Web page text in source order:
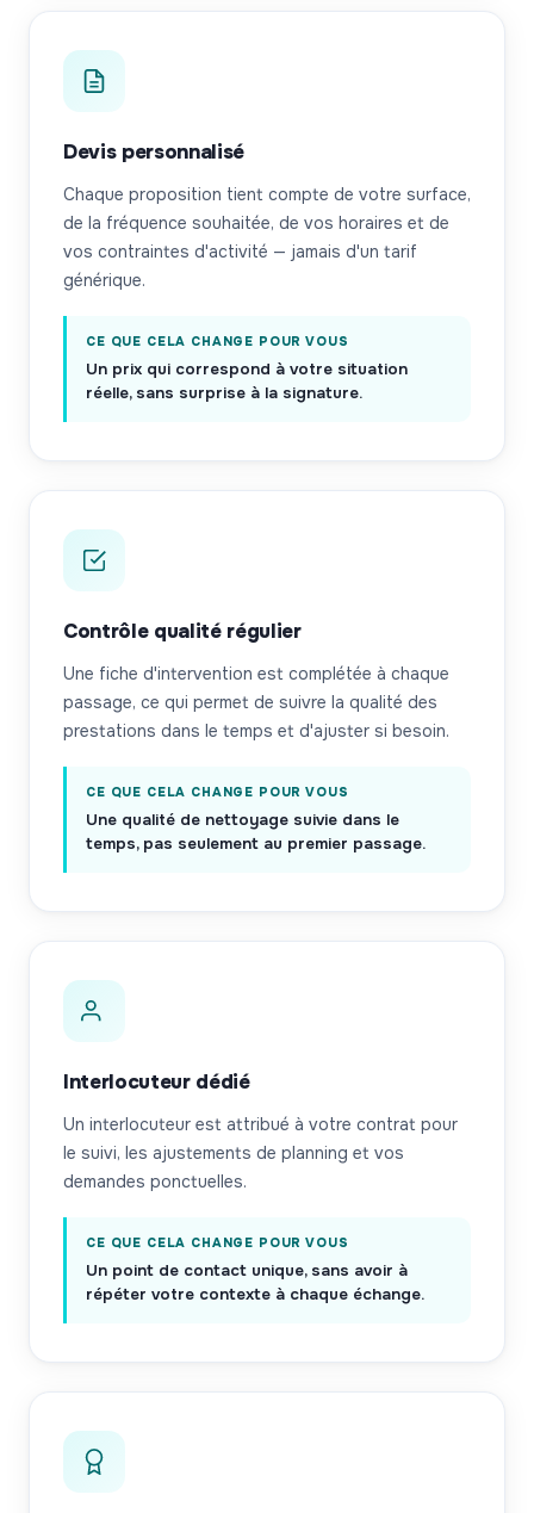
Devis personnalisé
Chaque proposition tient compte de votre surface,
de la fréquence souhaitée, de vos horaires et de
vos contraintes d'activité — jamais d'un tarif
générique.
CE QUE CELA CHANGE POUR VOUS
Un prix qui correspond à votre situation
réelle, sans surprise à la signature.
Contrôle qualité régulier
Une fiche d'intervention est complétée à chaque
passage, ce qui permet de suivre la qualité des
prestations dans le temps et d'ajuster si besoin.
CE QUE CELA CHANGE POUR VOUS
Une qualité de nettoyage suivie dans le
temps, pas seulement au premier passage.
Interlocuteur dédié
Un interlocuteur est attribué à votre contrat pour
le suivi, les ajustements de planning et vos
demandes ponctuelles.
CE QUE CELA CHANGE POUR VOUS
Un point de contact unique, sans avoir à
répéter votre contexte à chaque échange.